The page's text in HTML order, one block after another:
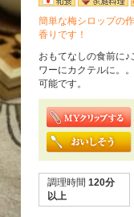
簡単な梅シロップの
香りです！
おもてなしの食前に
ワーにカクテルに。
可能です。
調理時間 120分
以上